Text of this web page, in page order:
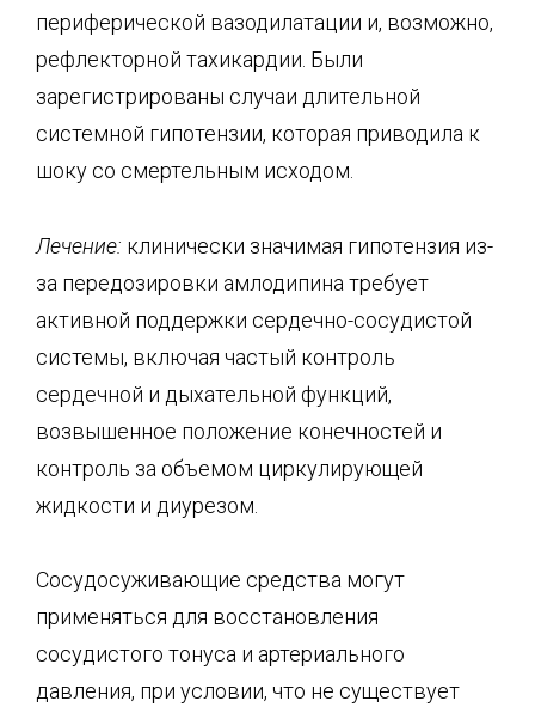
периферической вазодилатации и, возможно,
рефлекторной тахикардии. Были
зарегистрированы случаи длительной
системной гипотензии, которая приводила к
шоку со смертельным исходом.
Лечение: клинически значимая гипотензия из-
за передозировки амлодипина требует
активной поддержки сердечно-сосудистой
системы, включая частый контроль
сердечной и дыхательной функций,
возвышенное положение конечностей и
контроль за объемом циркулирующей
жидкости и диурезом.
Сосудосуживающие средства могут
применяться для восстановления
сосудистого тонуса и артериального
давления, при условии, что не существует